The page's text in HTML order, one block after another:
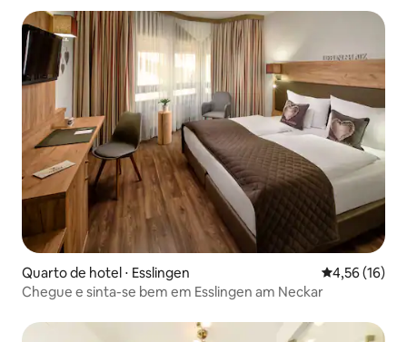
Quarto de hotel ⋅ Esslingen 4,56 de uma
4,56 (16)
Chegue e sinta-se bem em Esslingen am Neckar